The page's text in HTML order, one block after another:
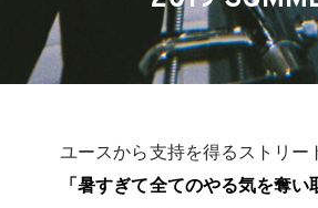
ユースから支持を得るストリー
「暑すぎて全てのやる気を奪い